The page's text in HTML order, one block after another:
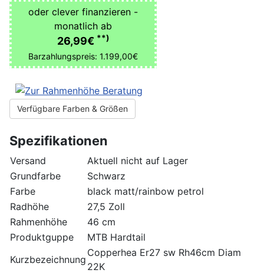
oder clever finanzieren -
monatlich ab
26,99€ **)
Barzahlungspreis: 1.199,00€
Verfügbare Farben & Größen
Spezifikationen
Versand
Aktuell nicht auf Lager
Grundfarbe
Schwarz
Farbe
black matt/rainbow petrol
Radhöhe
27,5 Zoll
Rahmenhöhe
46 cm
Produktguppe
MTB Hardtail
Kurzbezeichnung
Copperhea Er27 sw Rh46cm Diam
22K